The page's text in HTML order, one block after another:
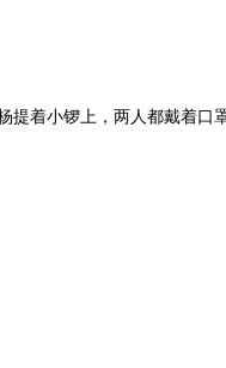
着小锣上，两人都戴着口罩